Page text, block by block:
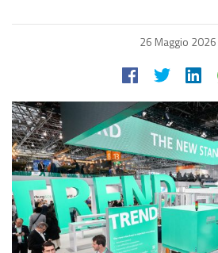
26 Maggio 2026